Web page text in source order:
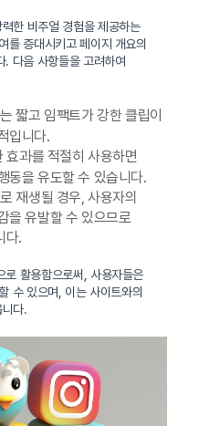
한 비주얼 경험을 제공하는
를 증대시키고 페이지 개요의
. 다음 사항들을 고려하여
짧고 임팩트가 강한 클립이
입니다.
과를 적절히 사용하면
동을 유도할 수 있습니다.
재생될 경우, 사용자의
을 유발할 수 있으므로
다.
로 활용함으로써, 사용자들은
수 있으며, 이는 사이트와의
다.